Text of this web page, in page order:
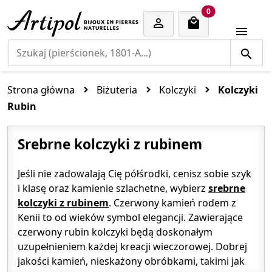

0cart items

Strona główna Biżuteria Kolczyki
Kolczyki
Rubin
Srebrne kolczyki z rubinem
Jeśli nie zadowalają Cię półśrodki, cenisz sobie szyk
i klasę oraz kamienie szlachetne, wybierz srebrne
kolczyki z rubinem. Czerwony kamień rodem z
Kenii to od wieków symbol elegancji. Zawierające
czerwony rubin kolczyki będą doskonałym
uzupełnieniem każdej kreacji wieczorowej. Dobrej
jakości kamień, nieskażony obróbkami, takimi jak